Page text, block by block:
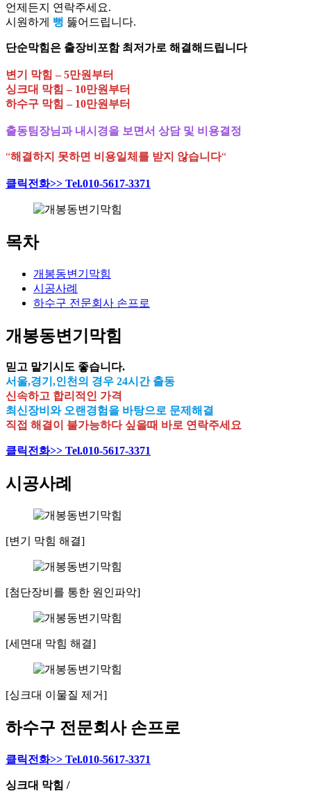
언제든지 연락주세요.
시원하게 뻥 뚫어드립니다.
단순막힘은 출장비포함 최저가로 해결해드립니다
변기 막힘 – 5만원부터
싱크대 막힘 – 10만원부터
하수구 막힘 – 10만원부터
출동팀장님과 내시경을 보면서 상담 및 비용결정
“해결하지 못하면 비용일체를 받지 않습니다“
클릭전화>> Tel.010-5617-3371
목차
개봉동변기막힘
시공사례
하수구 전문회사 손프로
개봉동변기막힘
믿고 맡기시도 좋습니다.
서울,경기,인천의 경우 24시간 출동
신속하고 합리적인 가격
최신장비와 오랜경험을 바탕으로 문제해결
직접 해결이 불가능하다 싶을때 바로 연락주세요
클릭전화>> Tel.010-5617-3371
시공사례
[변기 막힘 해결]
[첨단장비를 통한 원인파악]
[세면대 막힘 해결]
[싱크대 이물질 제거]
하수구 전문회사 손프로
클릭전화>> Tel.010-5617-3371
싱크대 막힘 /